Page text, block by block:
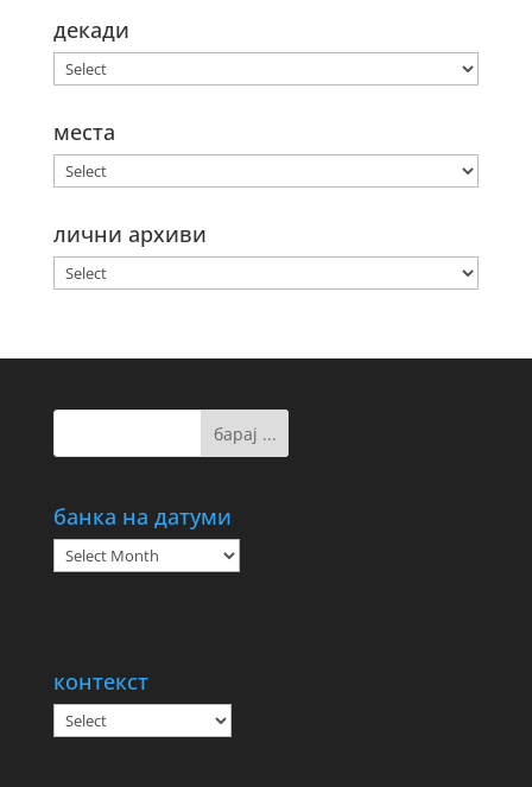
декади
места
лични архиви
банка на датуми
банка
на
контекст